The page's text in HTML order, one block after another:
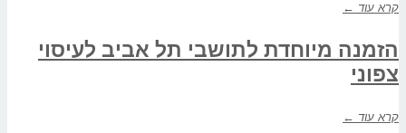
קרא עוד ←
הזמנה מיוחדת לתושבי תל אביב לעיסוי
צפוני
קרא עוד ←